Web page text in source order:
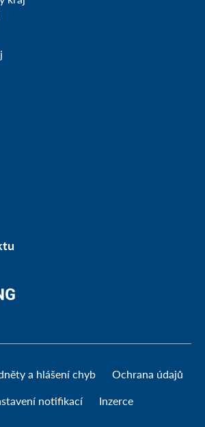
a hlášení chyb Ochrana údajů
notifikací Inzerce